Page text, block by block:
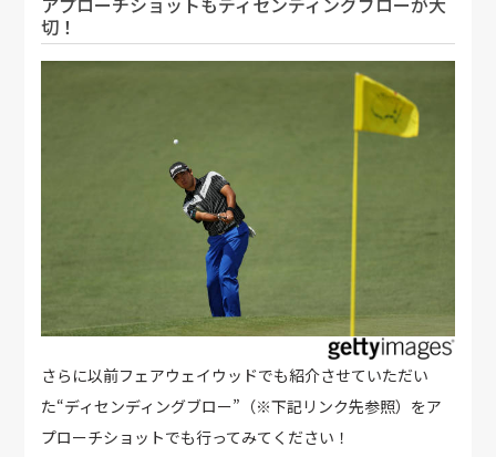
切！
さらに以前フェアウェイウッドでも紹介させていただい
た“ディセンディングブロー”（※下記リンク先参照）をア
プローチショットでも行ってみてください！